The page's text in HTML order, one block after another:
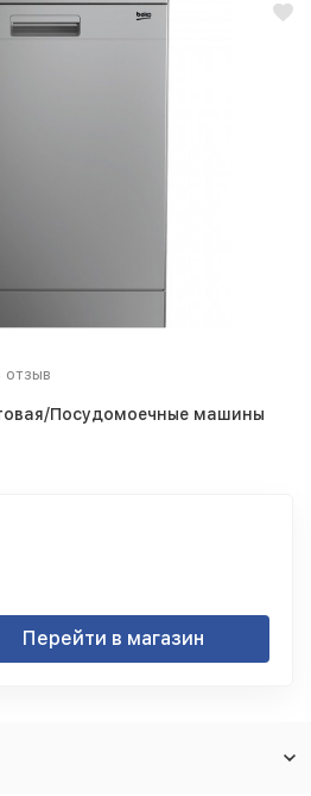
отзыв
Посудомоечные машины
Перейти в магазин